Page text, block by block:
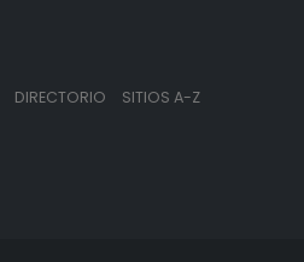
DIRECTORIO SITIOS A-Z